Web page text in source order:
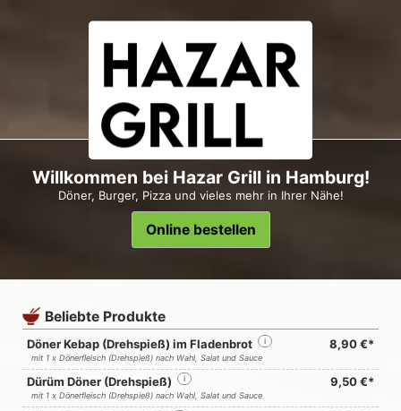
Willkommen bei Hazar Grill in Hamburg!
Döner, Burger, Pizza und vieles mehr in Ihrer Nähe!
Online bestellen
Beliebte Produkte
Döner Kebap (Drehspieß) im Fladenbrot i 8,90 €*
mit 1 x Dönerfleisch (Drehspieß) nach Wahl, Salat und Sauce
Dürüm Döner (Drehspieß) i 9,50 €*
mit 1 x Dönerfleisch (Drehspieß) nach Wahl, Salat und Sauce